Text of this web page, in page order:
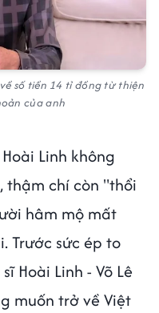
số tiền 14 tỉ đồng từ thiện
của anh
Linh không
thậm chí còn "thổi
hâm mộ mất
Trước sức ép to
Hoài Linh - Võ Lê
muốn trở về Việt